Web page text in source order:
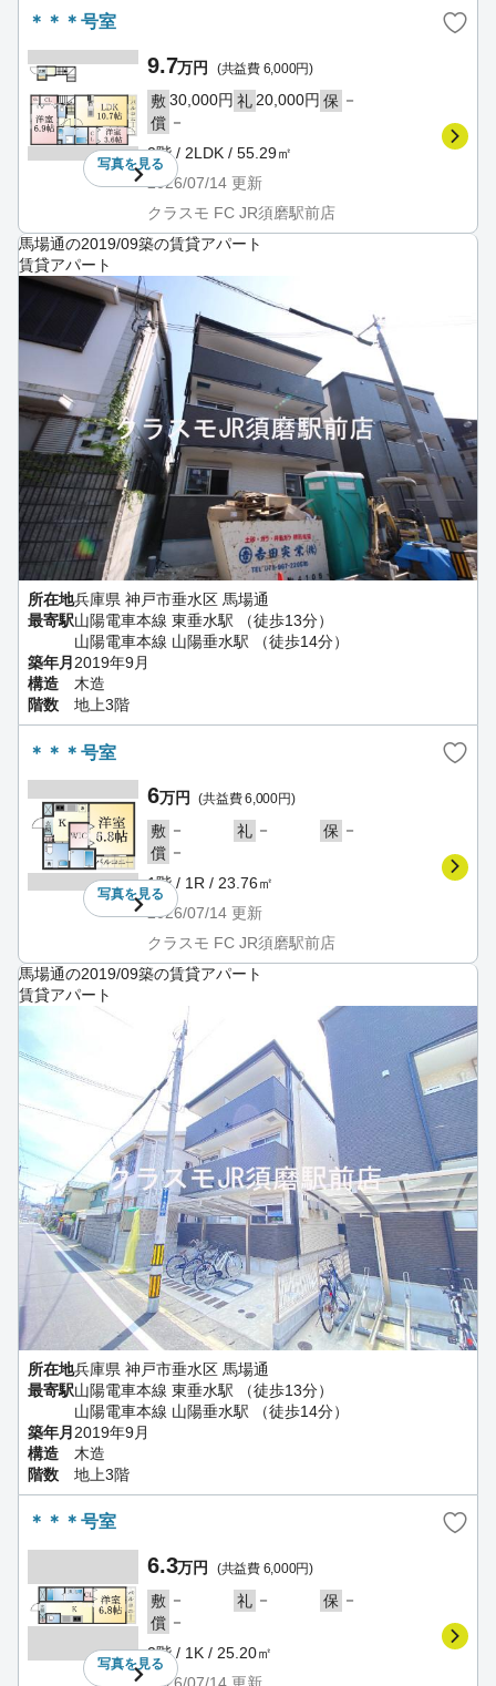
＊＊＊号室
写真を見る
9.7万円 (共益費 6,000円)
敷30,000円 礼 20,000円 保 －
償 －
2階 / 2LDK / 55.29㎡
2026/07/14 更新
クラスモ FC JR須磨駅前店
馬場通の2019/09築の賃貸アパート
賃貸アパート
所在地兵庫県 神戸市垂水区 馬場通
最寄駅山陽電車本線 東垂水駅 （徒歩13分）
山陽電車本線 山陽垂水駅 （徒歩14分）
築年月 2019年9月
構造
木造
階数
地上3階
＊＊＊号室
写真を見る
6万円 (共益費 6,000円)
敷 － 礼 － 保 －
償 －
1階 / 1R / 23.76㎡
2026/07/14 更新
クラスモ FC JR須磨駅前店
馬場通の2019/09築の賃貸アパート
賃貸アパート
所在地兵庫県 神戸市垂水区 馬場通
最寄駅山陽電車本線 東垂水駅 （徒歩13分）
山陽電車本線 山陽垂水駅 （徒歩14分）
築年月 2019年9月
構造
木造
階数
地上3階
＊＊＊号室
写真を見る
6.3万円 (共益費 6,000円)
敷 － 礼 － 保 －
償 －
2階 / 1K / 25.20㎡